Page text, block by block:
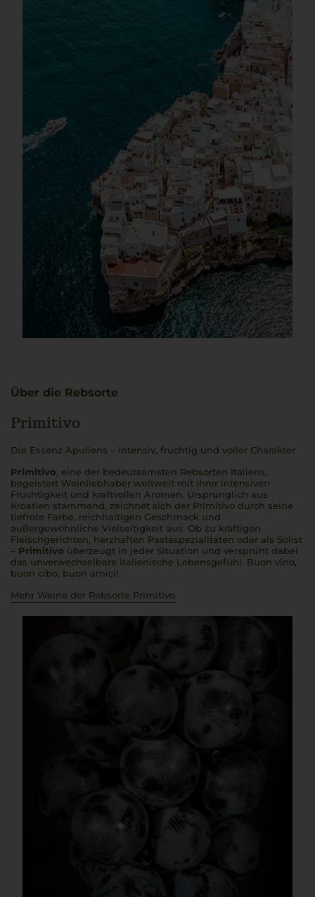
Über die Rebsorte
Primitivo
Die Essenz Apuliens – intensiv, fruchtig und voller Charakter
Primitivo, eine der bedeutsamsten Rebsorten Italiens,
begeistert Weinliebhaber weltweit mit ihrer intensiven
Fruchtigkeit und kraftvollen Aromen. Ursprünglich aus
Kroatien stammend, zeichnet sich der Primitivo durch seine
tiefrote Farbe, reichhaltigen Geschmack und
außergewöhnliche Vielseitigkeit aus. Ob zu kräftigen
Fleischgerichten, herzhaften Pastaspezialitäten oder als Solist
– Primitivo überzeugt in jeder Situation und versprüht dabei
das unverwechselbare italienische Lebensgefühl. Buon vino,
buon cibo, buon amici!
Mehr Weine der Rebsorte Primitivo